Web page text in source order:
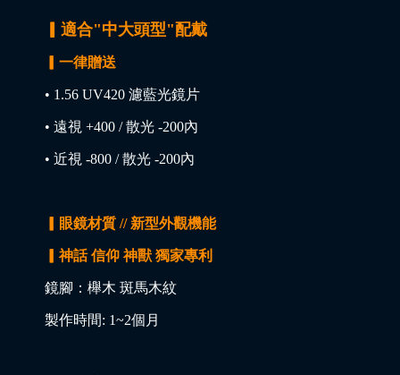
▎適合"中大頭型"配戴
▎一律贈送
• 1.56 UV420 濾藍光鏡片
• 遠視 +400 / 散光 -200內
• 近視 -800 / 散光 -200內
▎眼鏡材質 // 新型外觀機能
▎神話 信仰 神獸 獨家專利
鏡腳：櫸木 斑馬木紋
製作時間: 1~2個月